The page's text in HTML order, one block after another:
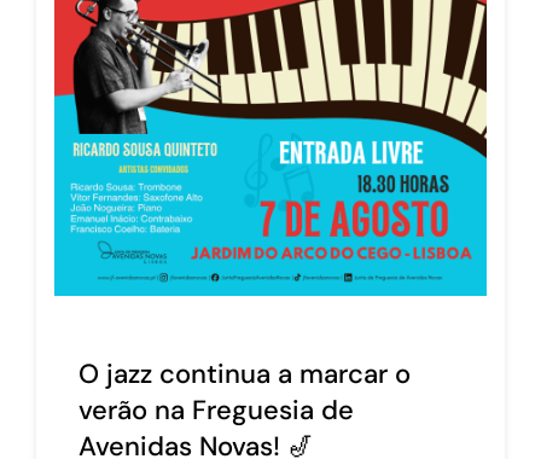
O jazz continua a marcar o
verão na Freguesia de
Avenidas Novas! 🎷